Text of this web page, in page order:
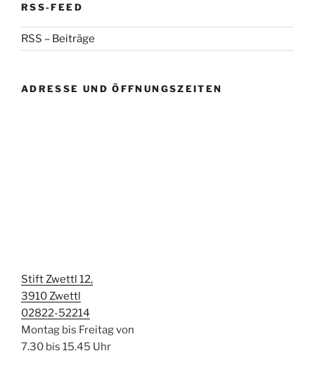
RSS-FEED
RSS – Beiträge
ADRESSE UND ÖFFNUNGSZEITEN
Stift Zwettl 12,
3910 Zwettl
02822-52214
Montag bis Freitag von
7.30 bis 15.45 Uhr